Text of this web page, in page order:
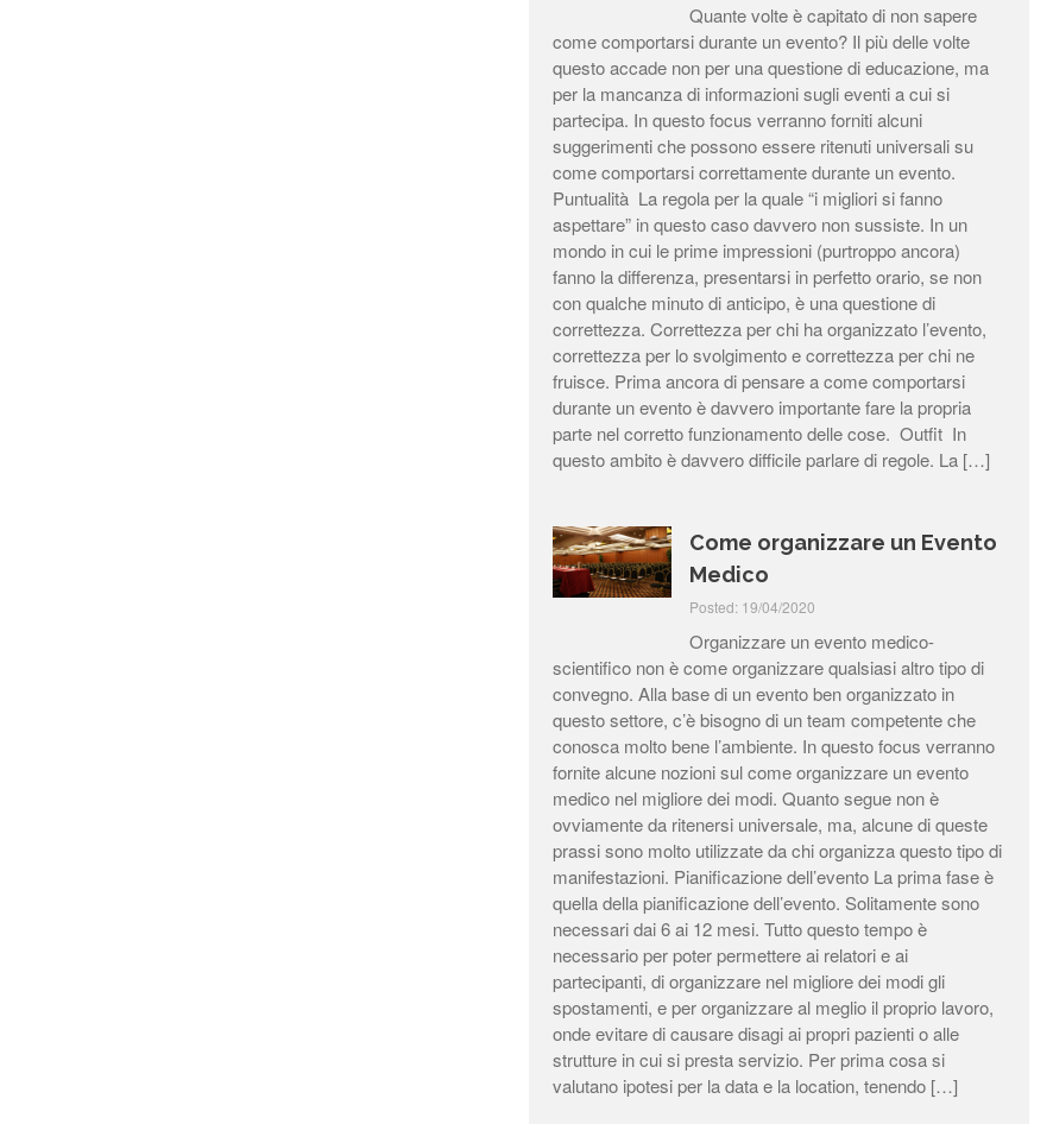
Quante volte è capitato di non sapere
come comportarsi durante un evento? Il più delle volte
questo accade non per una questione di educazione, ma
per la mancanza di informazioni sugli eventi a cui si
partecipa. In questo focus verranno forniti alcuni
suggerimenti che possono essere ritenuti universali su
come comportarsi correttamente durante un evento.
Puntualità La regola per la quale “i migliori si fanno
aspettare” in questo caso davvero non sussiste. In un
mondo in cui le prime impressioni (purtroppo ancora)
fanno la differenza, presentarsi in perfetto orario, se non
con qualche minuto di anticipo, è una questione di
correttezza. Correttezza per chi ha organizzato l’evento,
correttezza per lo svolgimento e correttezza per chi ne
fruisce. Prima ancora di pensare a come comportarsi
durante un evento è davvero importante fare la propria
parte nel corretto funzionamento delle cose. Outfit In
questo ambito è davvero difficile parlare di regole. La […]
Come organizzare un Evento
Medico
Posted: 19/04/2020
Organizzare un evento medico-
scientifico non è come organizzare qualsiasi altro tipo di
convegno. Alla base di un evento ben organizzato in
questo settore, c’è bisogno di un team competente che
conosca molto bene l’ambiente. In questo focus verranno
fornite alcune nozioni sul come organizzare un evento
medico nel migliore dei modi. Quanto segue non è
ovviamente da ritenersi universale, ma, alcune di queste
prassi sono molto utilizzate da chi organizza questo tipo di
manifestazioni. Pianificazione dell’evento La prima fase è
quella della pianificazione dell’evento. Solitamente sono
necessari dai 6 ai 12 mesi. Tutto questo tempo è
necessario per poter permettere ai relatori e ai
partecipanti, di organizzare nel migliore dei modi gli
spostamenti, e per organizzare al meglio il proprio lavoro,
onde evitare di causare disagi ai propri pazienti o alle
strutture in cui si presta servizio. Per prima cosa si
valutano ipotesi per la data e la location, tenendo […]